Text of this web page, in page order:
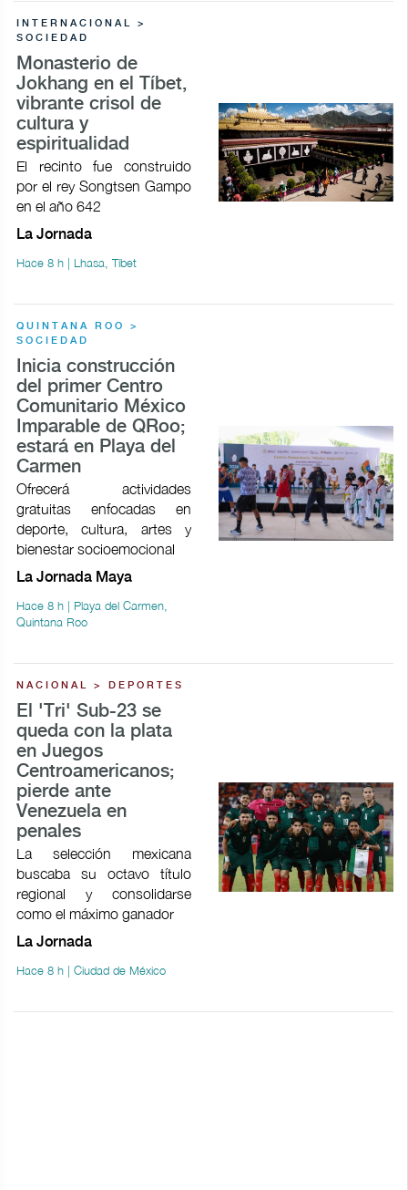
INTERNACIONAL >
SOCIEDAD
Monasterio de
Jokhang en el Tíbet,
vibrante crisol de
cultura y
espiritualidad
El recinto fue construido
por el rey Songtsen Gampo
en el año 642
La Jornada
Hace 8 h | Lhasa, Tíbet
QUINTANA ROO >
SOCIEDAD
Inicia construcción
del primer Centro
Comunitario México
Imparable de QRoo;
estará en Playa del
Carmen
Ofrecerá actividades
gratuitas enfocadas en
deporte, cultura, artes y
bienestar socioemocional
La Jornada Maya
Hace 8 h | Playa del Carmen,
Quintana Roo
NACIONAL > DEPORTES
El 'Tri' Sub-23 se
queda con la plata
en Juegos
Centroamericanos;
pierde ante
Venezuela en
penales
La selección mexicana
buscaba su octavo título
regional y consolidarse
como el máximo ganador
La Jornada
Hace 8 h | Ciudad de México